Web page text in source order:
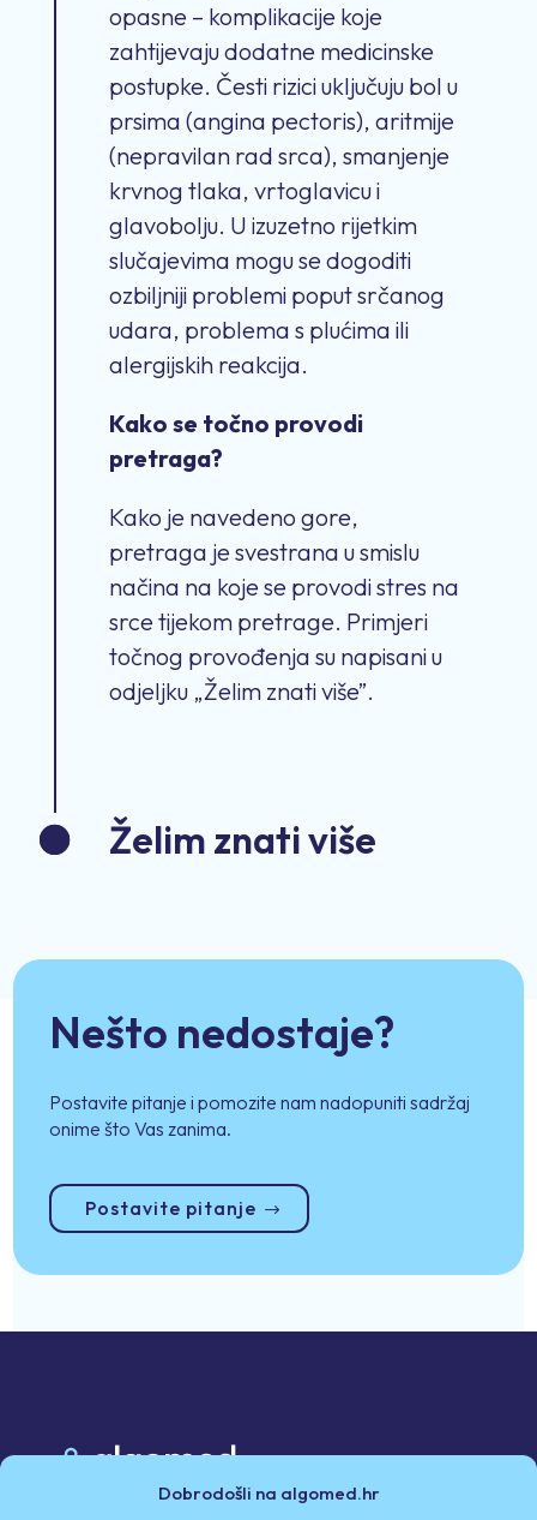
Dobrodošli na algomed.hr
opasne – komplikacije koje
zahtijevaju dodatne medicinske
postupke. Česti rizici uključuju bol u
prsima (angina pectoris), aritmije
(nepravilan rad srca), smanjenje
krvnog tlaka, vrtoglavicu i
glavobolju. U izuzetno rijetkim
slučajevima mogu se dogoditi
ozbiljniji problemi poput srčanog
udara, problema s plućima ili
alergijskih reakcija.
Kako se točno provodi
pretraga?
Kako je navedeno gore,
pretraga je svestrana u smislu
načina na koje se provodi stres na
srce tijekom pretrage. Primjeri
točnog provođenja su napisani u
odjeljku „Želim znati više”.
Želim znati više
Nešto nedostaje?
Postavite pitanje i pomozite nam nadopuniti sadržaj
onime što Vas zanima.
Postavite pitanje